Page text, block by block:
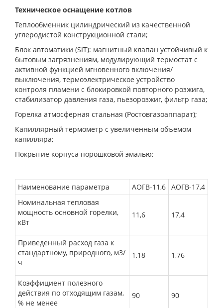
Техническое оснащение котлов
Теплообменник цилиндрический из качественной
углеродистой конструкционной стали;
Блок автоматики (SIT): магнитный клапан устойчивый к
бытовым загрязнениям, модулирующий термостат с
активной функцией мгновенного включения/
выключения, термоэлектрическое устройство
контроля пламени с блокировкой повторного розжига,
стабилизатор давления газа, пьезорозжиг, фильтр газа;
Горелка атмосферная стальная (Ростовгазоаппарат);
Капиллярный термометр с увеличенным объемом
капилляра;
Покрытие корпуса порошковой эмалью;
Наименование параметра АОГВ-11,6 АОГВ-17,4
Номинальная тепловая
мощность основной горелки,
кВт
11,6 17,4
Приведенный расход газа к
стандартному, природного, м3/
ч
1,18 1,76
Коэффициент полезного
действия по отходящим газам,
% не менее
90 90